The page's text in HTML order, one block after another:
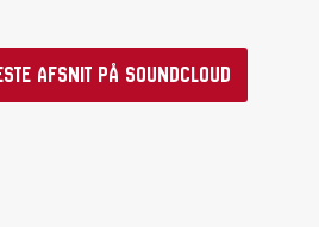
afsnit på Soundcloud